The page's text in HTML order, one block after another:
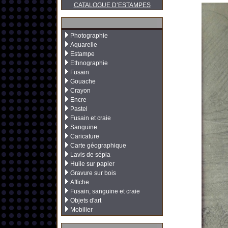
CATALOGUE D’ESTAMPES
Photographie
Aquarelle
Estampe
Ethnographie
Fusain
Gouache
Crayon
Encre
Pastel
Fusain et craie
Sanguine
Caricature
Carte géographique
Lavis de sépia
Huile sur papier
Gravure sur bois
Affiche
Fusain, sanguine et craie
Objets d'art
Mobilier